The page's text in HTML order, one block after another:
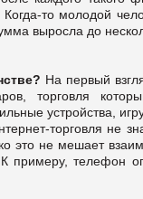
то молодой
выросла до
На первый
торговля
устройства,
торговля не
это не мешает
примеру, телефон